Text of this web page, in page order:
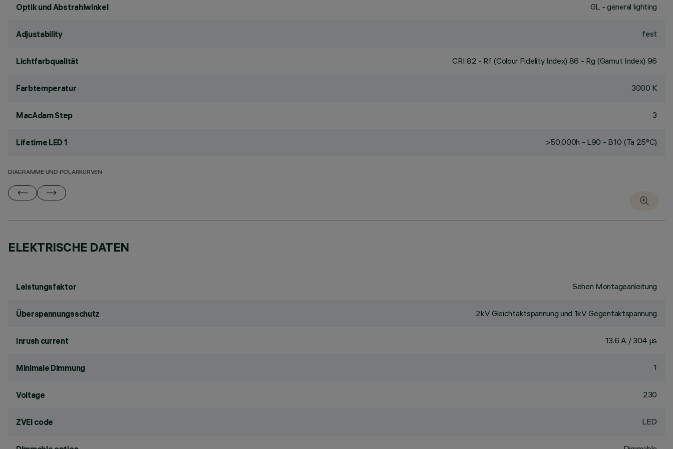
Optik und Abstrahlwinkel GL - general lighting
Adjustability fest
Lichtfarbqualität CRI 82 - Rf (Colour Fidelity Index) 86 - Rg (Gamut Index) 96
Farbtemperatur 3000 K
MacAdam Step 3
Lifetime LED 1 >50,000h - L90 - B10 (Ta 25°C)
DIAGRAMME UND POLARKURVEN
ELEKTRISCHE DATEN
Leistungsfaktor Sehen Montageanleitung
Überspannungsschutz 2kV Gleichtaktspannung und 1kV Gegentaktspannung
Inrush current 13.6 A / 304 µs
Minimale Dimmung 1
Voltage 230
ZVEI code LED